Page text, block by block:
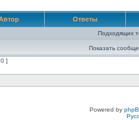
Ответы
Подходящих
Показать
]
Powered by